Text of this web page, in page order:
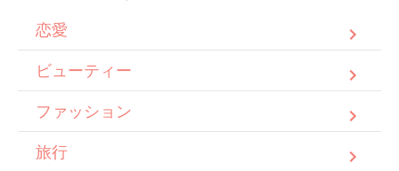
恋愛
ビューティー
ファッション
旅行